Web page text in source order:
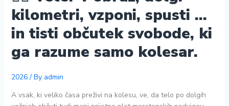
2026!
kilometri, vzponi, spusti …
in tisti občutek svobode, ki
ga razume samo kolesar.
2026/ By admin
A vsak, ki veliko časa preživi na kolesu, ve, da telo po dolgih